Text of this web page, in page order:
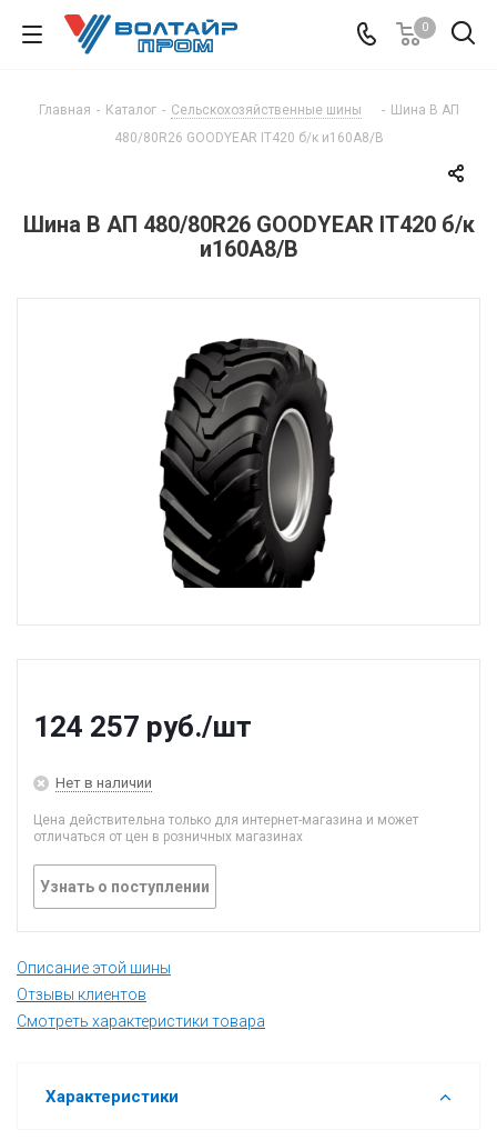
0
Главная - Каталог - Сельскохозяйственные шины - Шина В АП
480/80R26 GOODYEAR IT420 б/к и160А8/В
Шина В АП 480/80R26 GOODYEAR IT420 б/к
и160А8/В
124 257 руб./шт
Нет в наличии
Цена действительна только для интернет-магазина и может
отличаться от цен в розничных магазинах
Узнать о поступлении
Описание этой шины
Отзывы клиентов
Смотреть характеристики товара
Характеристики